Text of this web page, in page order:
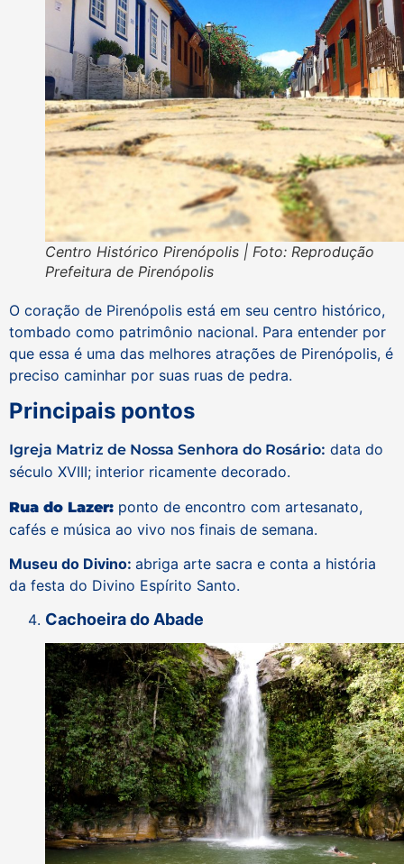
Centro Histórico Pirenópolis | Foto: Reprodução
Prefeitura de Pirenópolis
O coração de Pirenópolis está em seu centro histórico,
tombado como patrimônio nacional. Para entender por
que essa é uma das melhores atrações de Pirenópolis, é
preciso caminhar por suas ruas de pedra.
Principais pontos
Igreja Matriz de Nossa Senhora do Rosário: data do
século XVIII; interior ricamente decorado.
Rua do Lazer: ponto de encontro com artesanato,
cafés e música ao vivo nos finais de semana.
Museu do Divino: abriga arte sacra e conta a história
da festa do Divino Espírito Santo.
Cachoeira do Abade